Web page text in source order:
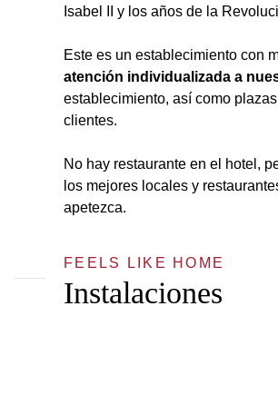
Isabel II y los años de la
Este es un establecimiento con
atención individualizada a
establecimiento, así como
clientes.
No hay restaurante en el hotel,
los mejores locales y
apetezca.
FEELS LIKE HOME
Instalaciones